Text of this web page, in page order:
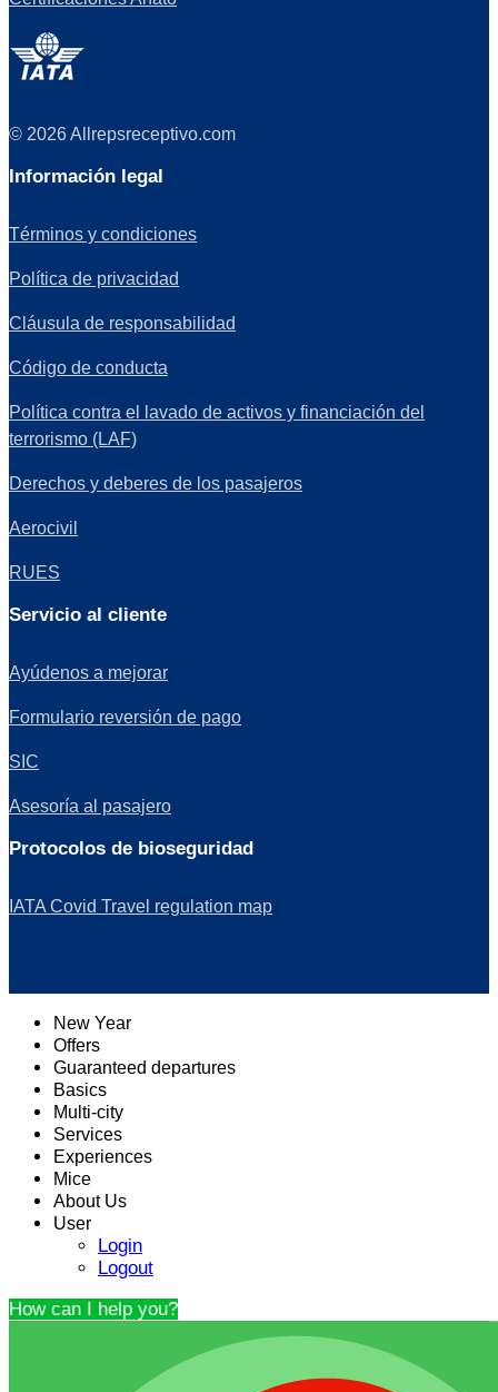
© 2026 Allrepsreceptivo.com
Información legal
Términos y condiciones
Política de privacidad
Cláusula de responsabilidad
Código de conducta
Política contra el lavado de activos y financiación del
terrorismo (LAF)
Derechos y deberes de los pasajeros
Aerocivil
RUES
Servicio al cliente
Ayúdenos a mejorar
Formulario reversión de pago
SIC
Asesoría al pasajero
Protocolos de bioseguridad
IATA Covid Travel regulation map
New Year
Offers
Guaranteed departures
Basics
Multi-city
Services
Experiences
Mice
About Us
User
Login
Logout
How can I help you?